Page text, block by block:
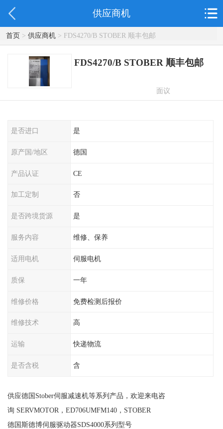
供应商机
首页> 供应商机> FDS4270/B STOBER 顺丰包邮
FDS4270/B STOBER 顺丰包邮
面议
是否进口 是
原产国/地区 德国
产品认证 CE
加工定制 否
是否跨境货源 是
服务内容 维修、保养
适用电机 伺服电机
质保 一年
维修价格 免费检测后报价
维修技术 高
运输 快递物流
是否含税 含
供应德国Stober伺服减速机等系列产品，欢迎来电咨
询 SERVMOTOR，ED706UMFM140，STOBER
德国斯德博伺服驱动器SDS4000系列型号